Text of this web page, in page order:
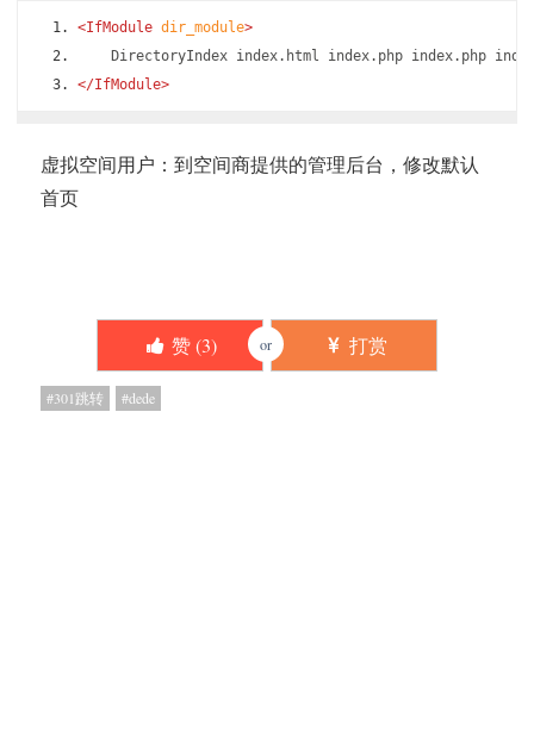
<IfModule dir_module>
DirectoryIndex index.html index.php index.php
</IfModule>
虚拟空间用户：到空间商提供的管理后台，修改默认
首页
赞 (3) or 打赏
301跳转 dede